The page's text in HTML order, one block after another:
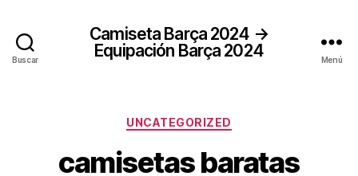
Buscar
Camiseta Barça 2024 →
Equipación Barça 2024
Menú
Categorías
UNCATEGORIZED
camisetas baratas